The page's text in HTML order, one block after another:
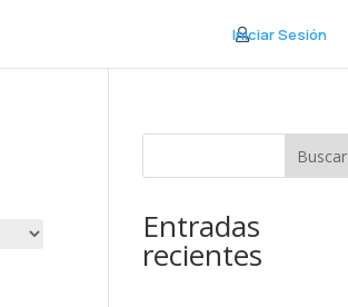

Iniciar Sesión
Buscar
Entradas
recientes